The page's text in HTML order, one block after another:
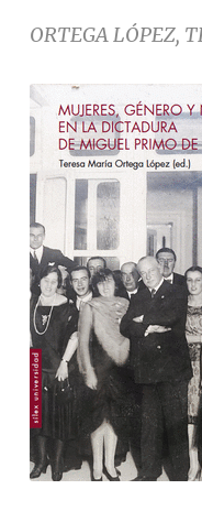
ORTEGA LÓPEZ,